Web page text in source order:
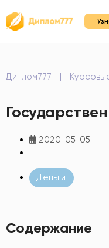
Диплом777 |
2020-05-05
Деньги
Содержание